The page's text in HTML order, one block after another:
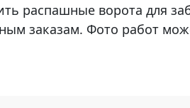
распашные ворота для
заказам. Фото работ